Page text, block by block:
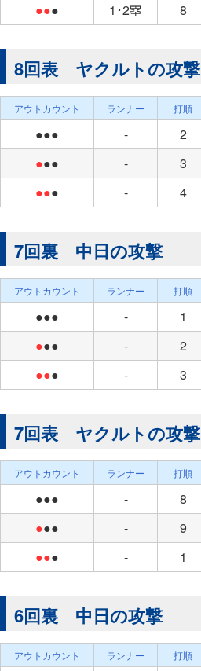
●●● 1･2塁 8
8回表 ヤクルトの攻撃
アウトカウント ランナー 打順
●●● - 2
●●● - 3
●●● - 4
7回裏 中日の攻撃
アウトカウント ランナー 打順
●●● - 1
●●● - 2
●●● - 3
7回表 ヤクルトの攻撃
アウトカウント ランナー 打順
●●● - 8
●●● - 9
●●● - 1
6回裏 中日の攻撃
アウトカウント ランナー 打順